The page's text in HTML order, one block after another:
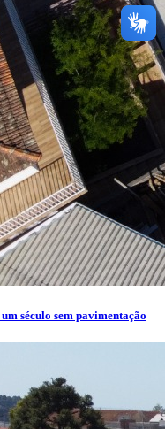
século sem pavimentação